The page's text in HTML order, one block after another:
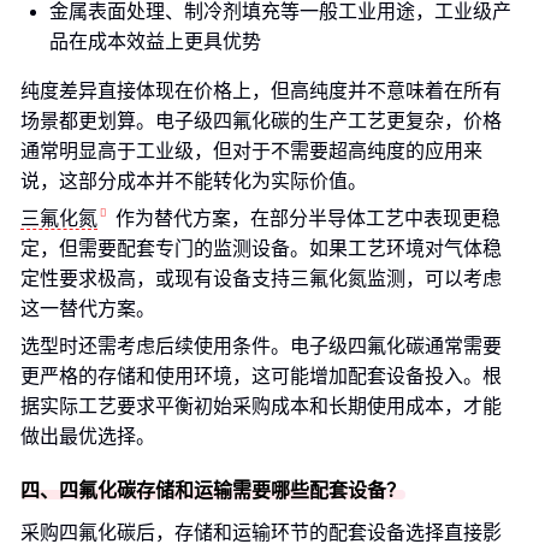
金属表面处理、制冷剂填充等一般工业用途，工业级产
品在成本效益上更具优势
纯度差异直接体现在价格上，但高纯度并不意味着在所有
场景都更划算。电子级四氟化碳的生产工艺更复杂，价格
通常明显高于工业级，但对于不需要超高纯度的应用来
说，这部分成本并不能转化为实际价值。
三氟化氮
作为替代方案，在部分半导体工艺中表现更稳
定，但需要配套专门的监测设备。如果工艺环境对气体稳
定性要求极高，或现有设备支持三氟化氮监测，可以考虑
这一替代方案。
选型时还需考虑后续使用条件。电子级四氟化碳通常需要
更严格的存储和使用环境，这可能增加配套设备投入。根
据实际工艺要求平衡初始采购成本和长期使用成本，才能
做出最优选择。
四、四氟化碳存储和运输需要哪些配套设备？
采购四氟化碳后，存储和运输环节的配套设备选择直接影